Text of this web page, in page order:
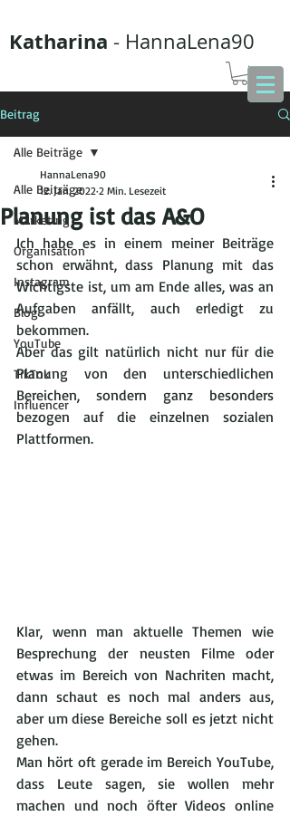
Katharina - HannaLena90
Beitrag
Alle Beiträge
Marketing
Organisation
Instagram
Blog
YouTube
TikTok
Influencer
Alle Beiträge
Planung ist das A&O
HannaLena90
12. Jan. 2022 2 Min. Lesezeit
Ich habe es in einem meiner Beiträge
schon erwähnt, dass Planung mit das
Wichtigste ist, um am Ende alles, was an
Aufgaben anfällt, auch erledigt zu
bekommen.
Aber das gilt natürlich nicht nur für die
Planung von den unterschiedlichen
Bereichen, sondern ganz besonders
bezogen auf die einzelnen sozialen
Plattformen.
Klar, wenn man aktuelle Themen wie
Besprechung der neusten Filme oder
etwas im Bereich von Nachriten macht,
dann schaut es noch mal anders aus,
aber um diese Bereiche soll es jetzt nicht
gehen.
Man hört oft gerade im Bereich YouTube,
dass Leute sagen, sie wollen mehr
machen und noch öfter Videos online